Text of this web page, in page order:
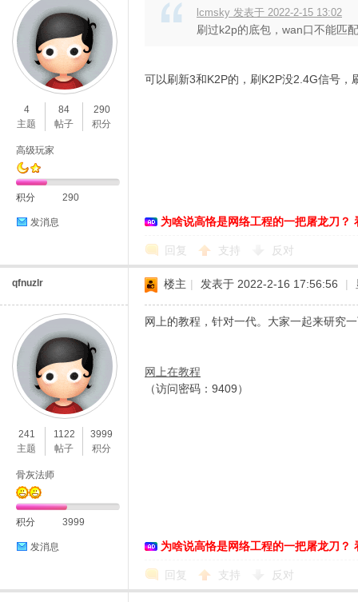
4
主题
84
帖子
290
积分
高级玩家
积分 290
发消息
lcmsky 发表于 2022-2-15 13:02
刷过k2p的底包，wan口不能匹
可以刷新3和K2P的，刷K2P没2.4G信号，
为啥说高恪是网络工程的一把屠龙刀？
回复 支持 反对
qfnuzlr
241
主题
1122
帖子
3999
积分
骨灰法师
积分 3999
发消息
楼主 | 发表于 2022-2-16 17:56:56 |
网上的教程，针对一代。大家一起来研究
网上在教程
（访问密码：9409）
为啥说高恪是网络工程的一把屠龙刀？
回复 支持 反对